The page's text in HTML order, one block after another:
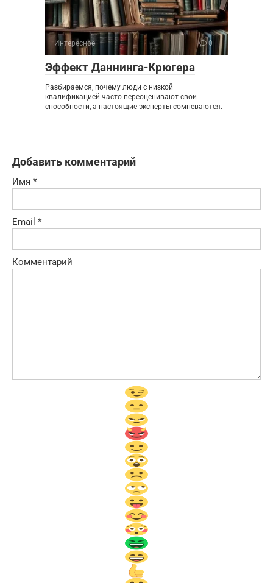
Интересное 0
Эффект Даннинга-Крюгера
Разбираемся, почему люди с низкой
квалификацией часто переоценивают свои
способности, а настоящие эксперты сомневаются.
Добавить комментарий
Имя *
Email *
Комментарий